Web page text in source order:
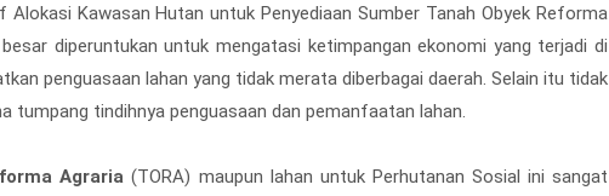
Kawasan Hutan untuk Penyediaan Sumber Tanah Obyek Reforma
diperuntukan untuk mengatasi ketimpangan ekonomi yang terjadi di
penguasaan lahan yang tidak merata diberbagai daerah. Selain itu tidak
tumpang tindihnya penguasaan dan pemanfaatan lahan.
Agraria (TORA) maupun lahan untuk Perhutanan Sosial ini sangat